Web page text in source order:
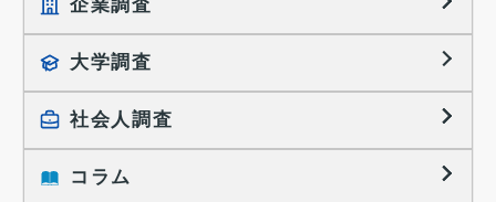
就職プロセス調査
就職活動TOPICS
大学生の実態調査
働きたい組織の特徴
大学生の地域間移動レポート
企業調査
採用に関する調査
採用活動に関するレポート
大学調査
社会人調査
就職活動と入社後の就業
コラム